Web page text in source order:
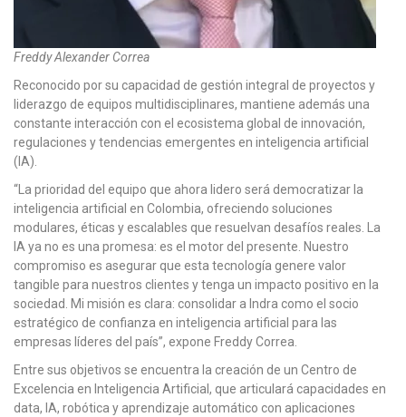
Freddy Alexander Correa
Reconocido por su capacidad de gestión integral de proyectos y
liderazgo de equipos multidisciplinares, mantiene además una
constante interacción con el ecosistema global de innovación,
regulaciones y tendencias emergentes en inteligencia artificial
(IA).
“La prioridad del equipo que ahora lidero será democratizar la
inteligencia artificial en Colombia, ofreciendo soluciones
modulares, éticas y escalables que resuelvan desafíos reales. La
IA ya no es una promesa: es el motor del presente. Nuestro
compromiso es asegurar que esta tecnología genere valor
tangible para nuestros clientes y tenga un impacto positivo en la
sociedad. Mi misión es clara: consolidar a Indra como el socio
estratégico de confianza en inteligencia artificial para las
empresas líderes del país”, expone Freddy Correa.
Entre sus objetivos se encuentra la creación de un Centro de
Excelencia en Inteligencia Artificial, que articulará capacidades en
data, IA, robótica y aprendizaje automático con aplicaciones